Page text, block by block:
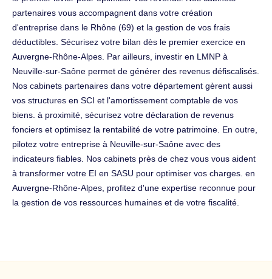
partenaires vous accompagnent dans votre création
d'entreprise dans le Rhône (69) et la gestion de vos frais
déductibles. Sécurisez votre bilan dès le premier exercice en
Auvergne-Rhône-Alpes. Par ailleurs, investir en LMNP à
Neuville-sur-Saône permet de générer des revenus défiscalisés.
Nos cabinets partenaires dans votre département gèrent aussi
vos structures en SCI et l'amortissement comptable de vos
biens. à proximité, sécurisez votre déclaration de revenus
fonciers et optimisez la rentabilité de votre patrimoine. En outre,
pilotez votre entreprise à Neuville-sur-Saône avec des
indicateurs fiables. Nos cabinets près de chez vous vous aident
à transformer votre EI en SASU pour optimiser vos charges. en
Auvergne-Rhône-Alpes, profitez d'une expertise reconnue pour
la gestion de vos ressources humaines et de votre fiscalité.